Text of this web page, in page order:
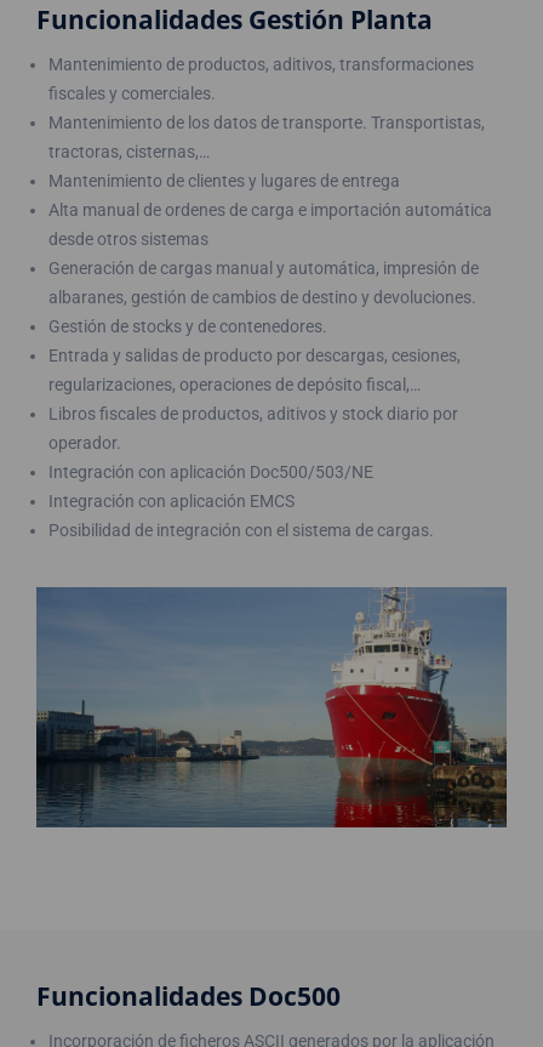
Funcionalidades Gestión Planta
Mantenimiento de productos, aditivos, transformaciones
fiscales y comerciales.
Mantenimiento de los datos de transporte. Transportistas,
tractoras, cisternas,…
Mantenimiento de clientes y lugares de entrega
Alta manual de ordenes de carga e importación automática
desde otros sistemas
Generación de cargas manual y automática, impresión de
albaranes, gestión de cambios de destino y devoluciones.
Gestión de stocks y de contenedores.
Entrada y salidas de producto por descargas, cesiones,
regularizaciones, operaciones de depósito fiscal,…
Libros fiscales de productos, aditivos y stock diario por
operador.
Integración con aplicación Doc500/503/NE
Integración con aplicación EMCS
Posibilidad de integración con el sistema de cargas.
Funcionalidades Doc500
Incorporación de ficheros ASCII generados por la aplicación